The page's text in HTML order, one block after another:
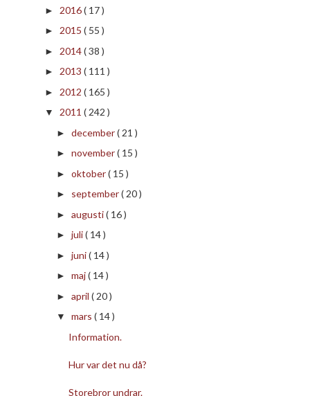
► 2016( 17 )
► 2015 ( 55 )
► 2014( 38 )
► 2013 ( 111 )
► 2012 ( 165 )
▼ 2011 ( 242 )
► december( 21 )
► november( 15 )
► oktober( 15 )
► september( 20 )
► augusti( 16 )
► juli( 14 )
► juni( 14 )
► maj( 14 )
► april ( 20 )
▼ mars ( 14 )
Information.
Hur var det nu då?
Storebror undrar.